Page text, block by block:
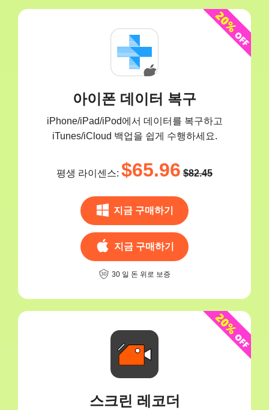
아이폰 데이터 복구
iPhone/iPad/iPod에서 데이터를 복구하고
iTunes/iCloud 백업을 쉽게 수행하세요.
평생 라이센스: $65.96 $82.45
지금 구매하기
지금 구매하기
30 일 돈 위로 보증
스크린 레코더